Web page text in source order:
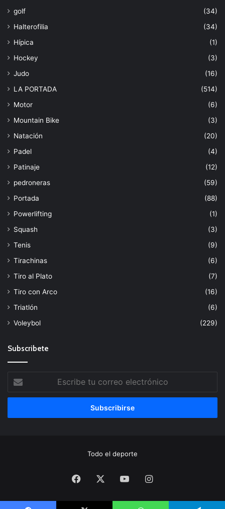
golf
(34)
Halterofilia
(34)
Hípica
(1)
Hockey
(3)
Judo
(16)
LA PORTADA
(514)
Motor
(6)
Mountain Bike
(3)
Natación
(20)
Padel
(4)
Patinaje
(12)
pedroneras
(59)
Portada
(88)
Powerlifting
(1)
Squash
(3)
Tenis
(9)
Tirachinas
(6)
Tiro al Plato
(7)
Tiro con Arco
(16)
Triatlón
(6)
Voleybol
(229)
Subscribete
tu
correo
Todo el deporte
Facebook YouTubeInstagram